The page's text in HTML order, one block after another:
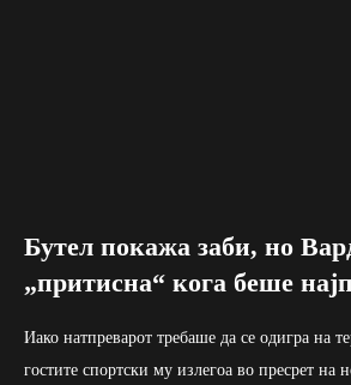
Бутел покажа заби, но
„притисна“ кога беше
Иако натпреварот требаше да се одигра на
гостите спортски му излегоа во пресрет